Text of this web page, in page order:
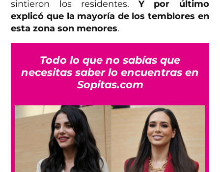
sintieron los residentes. Y por último
explicó que la mayoría de los temblores en
esta zona son menores.
Todo lo que no sabías que
necesitas saber lo encuentras en
Sopitas.com